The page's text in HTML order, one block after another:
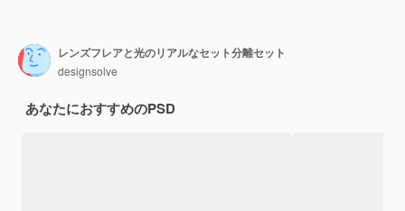
レンズフレアと光のリアルなセット分離セット
designsolve
あなたにおすすめのPSD